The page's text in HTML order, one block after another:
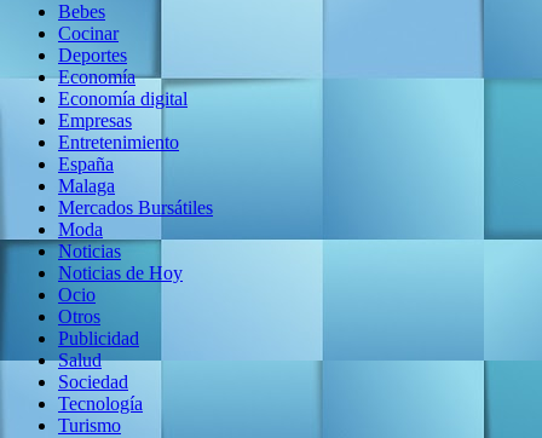
Bebes
Cocinar
Deportes
Economía
Economía digital
Empresas
Entretenimiento
España
Malaga
Mercados Bursátiles
Moda
Noticias
Noticias de Hoy
Ocio
Otros
Publicidad
Salud
Sociedad
Tecnología
Turismo